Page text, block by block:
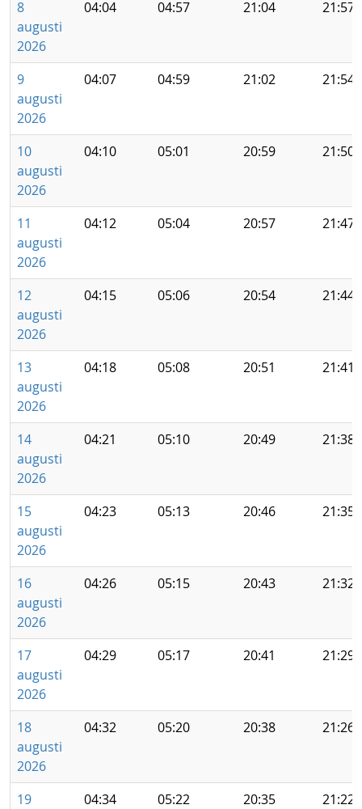
8
augusti
2026
04:04 04:57 21:04 21:57
9
augusti
2026
04:07 04:59 21:02 21:54
10
augusti
2026
04:10 05:01 20:59 21:50
11
augusti
2026
04:12 05:04 20:57 21:47
12
augusti
2026
04:15 05:06 20:54 21:44
13
augusti
2026
04:18 05:08 20:51 21:41
14
augusti
2026
04:21 05:10 20:49 21:38
15
augusti
2026
04:23 05:13 20:46 21:35
16
augusti
2026
04:26 05:15 20:43 21:32
17
augusti
2026
04:29 05:17 20:41 21:29
18
augusti
2026
04:32 05:20 20:38 21:26
19
04:34 05:22 20:35 21:22